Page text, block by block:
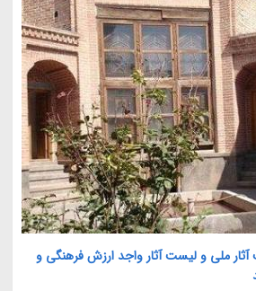
آثار ملی و لیست آثار واجد ارزش فرهنگی و